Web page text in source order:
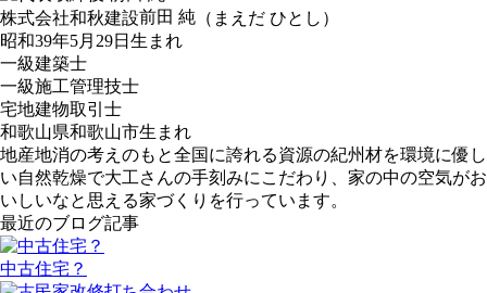
株式会社和秋建設前田 純 （まえだ ひとし）
昭和39年5月29日生まれ
一級建築士
一級施工管理技士
宅地建物取引士
和歌山県和歌山市生まれ
地産地消の考えのもと全国に誇れる資源の紀州材を環境に優し
い自然乾燥で大工さんの手刻みにこだわり、家の中の空気がお
いしいなと思える家づくりを行っています。
最近のブログ記事
中古住宅？